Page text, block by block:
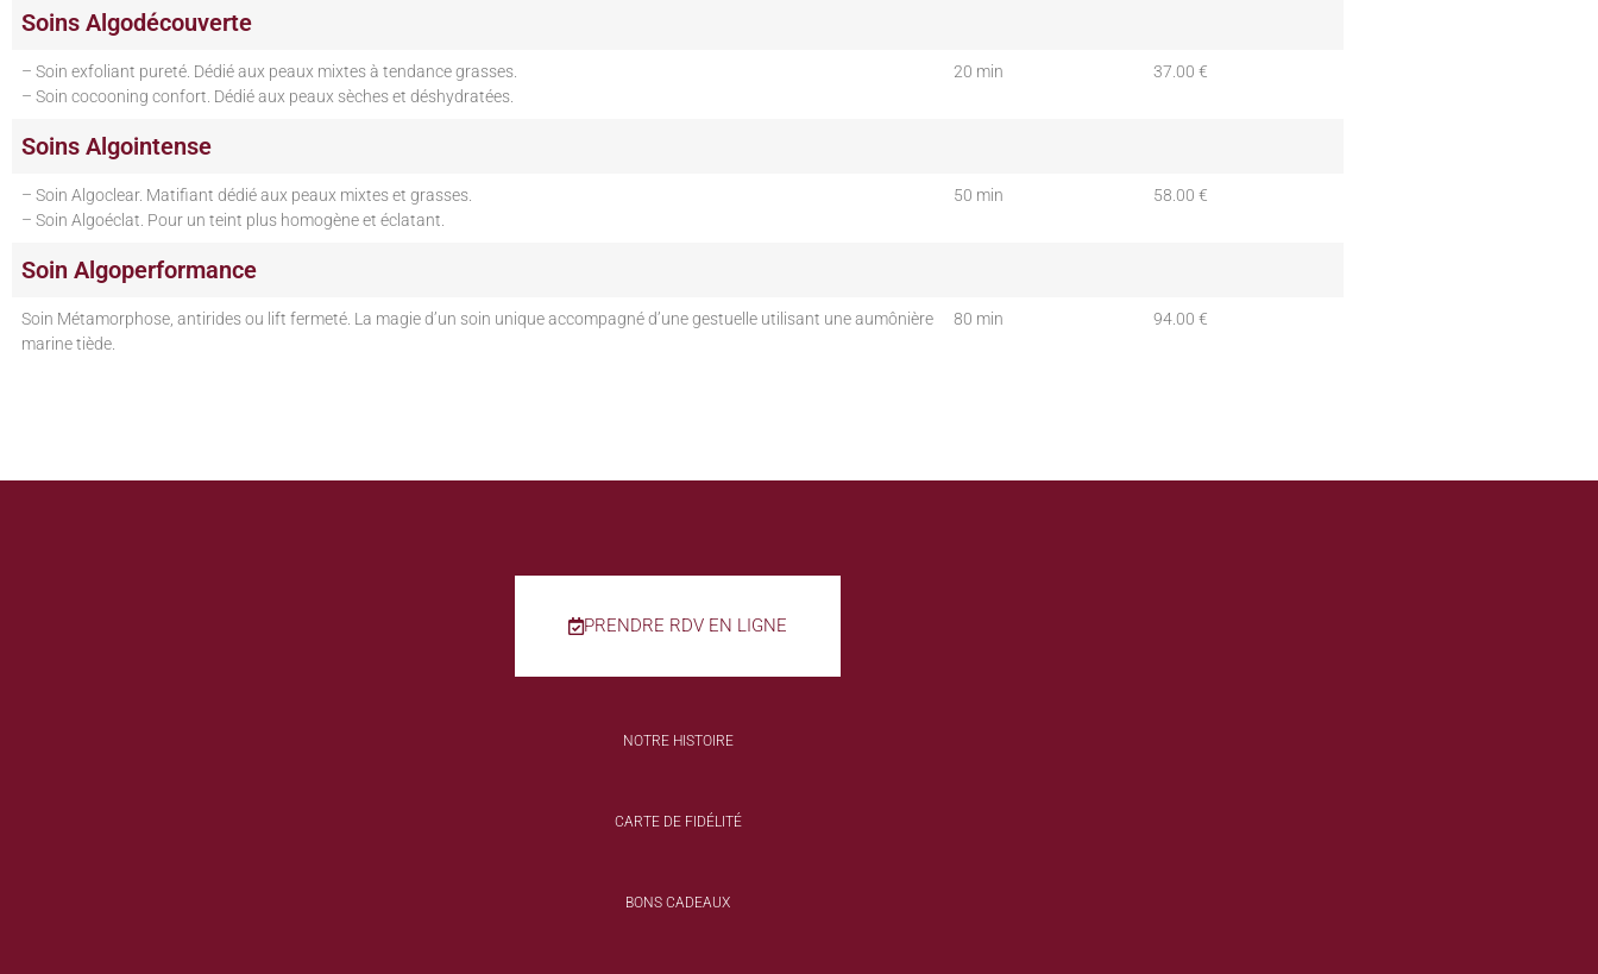
Soins Algodécouverte
– Soin exfoliant pureté. Dédié aux peaux mixtes à tendance grasses.
– Soin cocooning confort. Dédié aux peaux sèches et déshydratées.
20 min 37.00 €
Soins Algointense
– Soin Algoclear. Matifiant dédié aux peaux mixtes et grasses.
– Soin Algoéclat. Pour un teint plus homogène et éclatant.
50 min 58.00 €
Soin Algoperformance
Soin Métamorphose, antirides ou lift fermeté. La magie d’un soin unique accompagné d’une gestuelle utilisant une aumônière
marine tiède.
80 min 94.00 €
PRENDRE RDV EN LIGNE
NOTRE HISTOIRE
CARTE DE FIDÉLITÉ
BONS CADEAUX